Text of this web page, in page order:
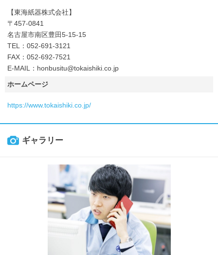
【東海紙器株式会社】
〒457-0841
名古屋市南区豊田5-15-15
TEL：052-691-3121
FAX：052-692-7521
E-MAIL：honbusitu@tokaishiki.co.jp
ホームページ
https://www.tokaishiki.co.jp/
ギャラリー